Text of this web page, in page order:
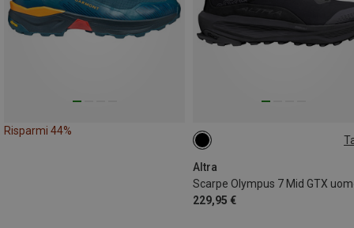
Risparmi 44%
Altra
Scarpe Olympus 7 Mid GTX
229,95 €
43